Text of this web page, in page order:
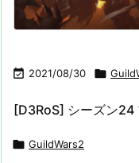
 2021/08/30 
[D3RoS] シーズン24
 GuildWars2